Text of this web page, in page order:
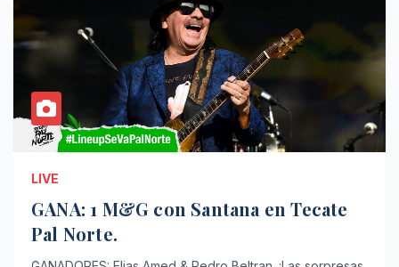
LIVE
GANA: 1 M&G con Santana en Tecate
Pal Norte.